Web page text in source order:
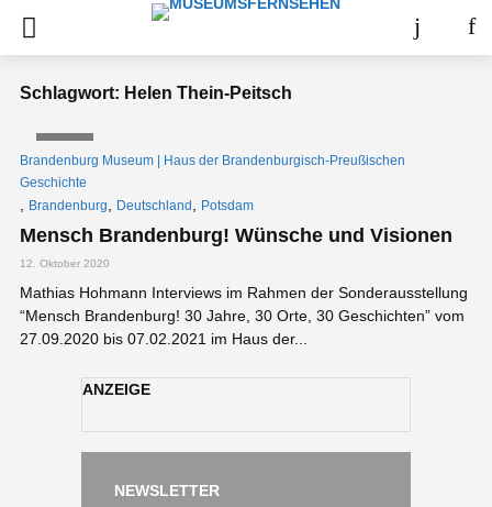
Schlagwort: Helen Thein-Peitsch
Brandenburg Museum | Haus der Brandenburgisch-Preußischen
Geschichte
Brandenburg Deutschland Potsdam
Mensch Brandenburg! Wünsche und Visionen
12. Oktober 2020
Mathias Hohmann Interviews im Rahmen der Sonderausstellung
“Mensch Brandenburg! 30 Jahre, 30 Orte, 30 Geschichten” vom
27.09.2020 bis 07.02.2021 im Haus der...
ANZEIGE
NEWSLETTER